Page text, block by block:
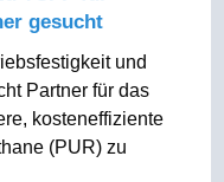
gesucht
und
Partner für das
kosteneffiziente
(PUR) zu